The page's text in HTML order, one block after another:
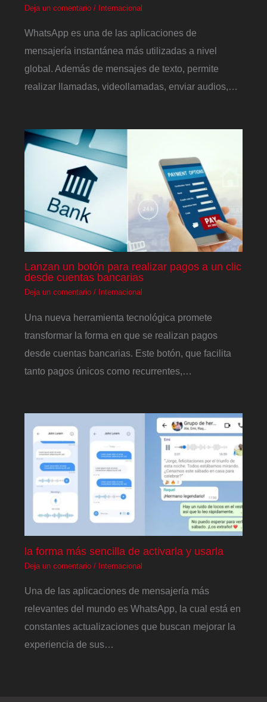
Deja un comentario / Internacional
WhatsApp es una de las aplicaciones de
mensajería instantánea más utilizadas a nivel
global. Además de mensajes de texto, permite
realizar llamadas, videollamadas, enviar audios,…
Lanzan un botón para realizar pagos a un clic
desde cuentas bancarias
Deja un comentario / Internacional
Una nueva herramienta tecnológica promete
transformar la forma en que se realizan pagos
desde cuentas bancarias. Este botón, que facilita
tanto pagos únicos como recurrentes,…
la forma más sencilla de activarla y usarla
Deja un comentario / Internacional
Una de las aplicaciones de mensajería más
relevantes del mundo es WhatsApp, la cual está en
constantes actualizaciones que buscan mejorar la
experiencia de sus…